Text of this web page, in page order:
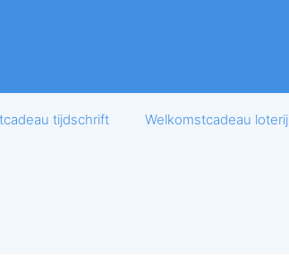
tijdschrift Welkomstcadeau loterij